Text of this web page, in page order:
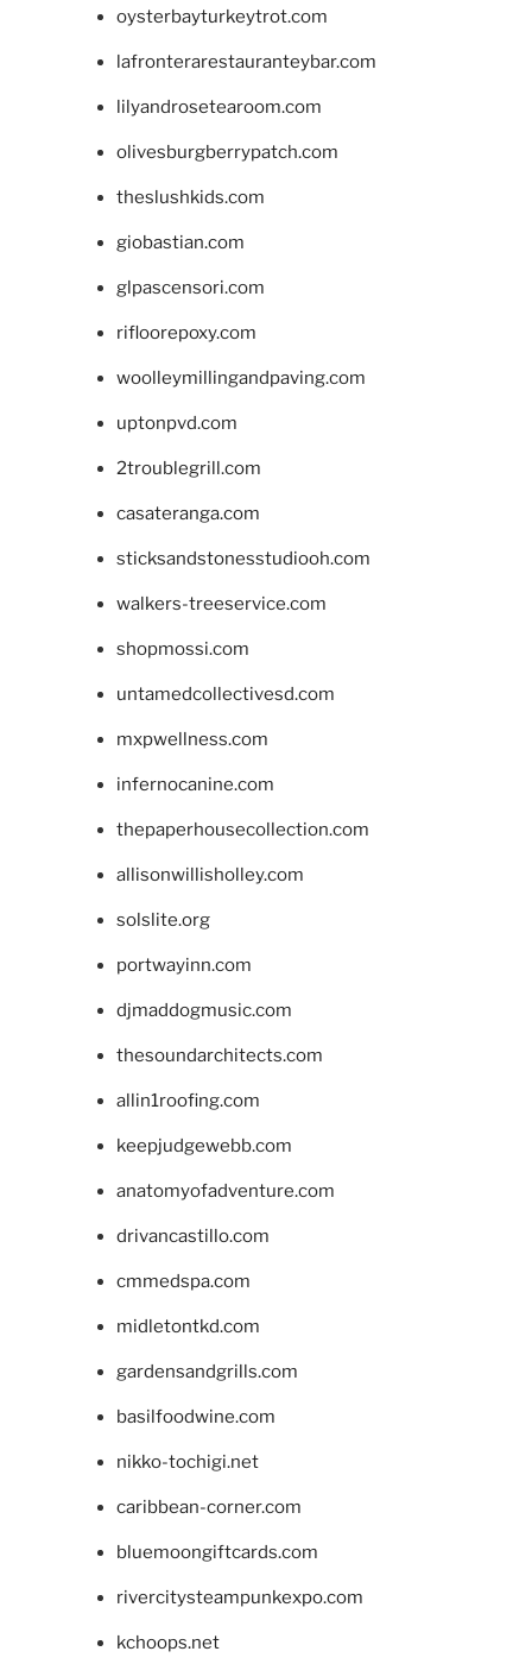
oysterbayturkeytrot.com
lafronterarestauranteybar.com
lilyandrosetearoom.com
olivesburgberrypatch.com
theslushkids.com
giobastian.com
glpascensori.com
rifloorepoxy.com
woolleymillingandpaving.com
uptonpvd.com
2troublegrill.com
casateranga.com
sticksandstonesstudiooh.com
walkers-treeservice.com
shopmossi.com
untamedcollectivesd.com
mxpwellness.com
infernocanine.com
thepaperhousecollection.com
allisonwillisholley.com
solslite.org
portwayinn.com
djmaddogmusic.com
thesoundarchitects.com
allin1roofing.com
keepjudgewebb.com
anatomyofadventure.com
drivancastillo.com
cmmedspa.com
midletontkd.com
gardensandgrills.com
basilfoodwine.com
nikko-tochigi.net
caribbean-corner.com
bluemoongiftcards.com
rivercitysteampunkexpo.com
kchoops.net